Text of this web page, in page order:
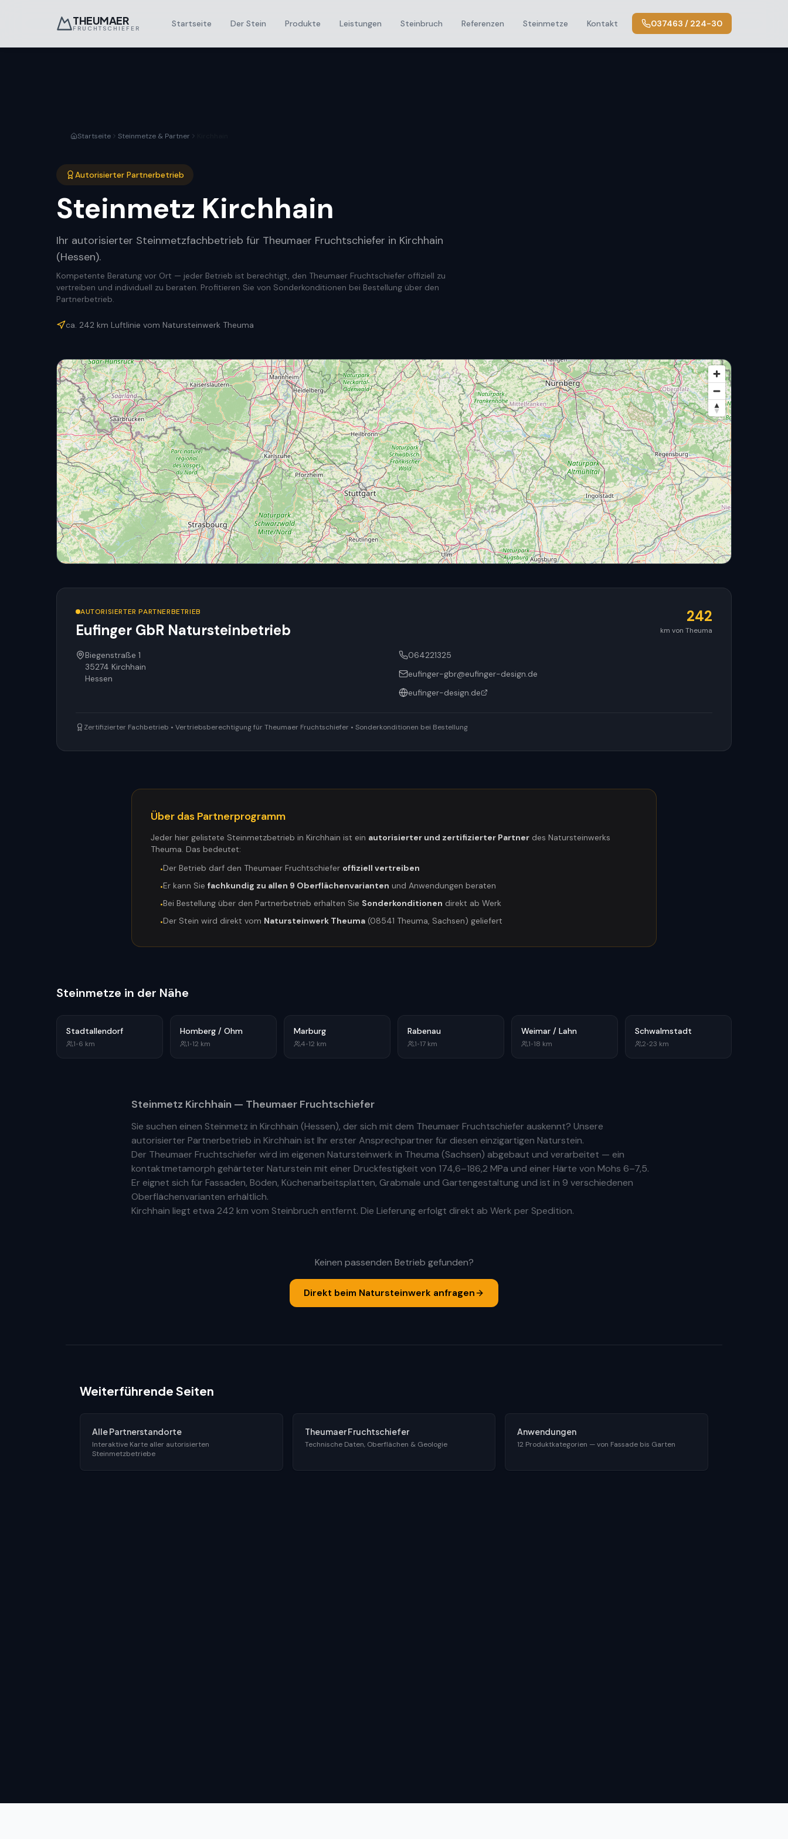
THEUMAER
FRUCHTSCHIEFER Startseite Der Stein Produkte Leistungen Steinbruch Referenzen Steinmetze Kontakt 037463 / 224-30
Startseite Steinmetze & Partner
Autorisierter Partnerbetrieb
Steinmetz Kirchhain
Ihr autorisierter Steinmetzfachbetrieb für Theumaer Fruchtschiefer in Kirchhain
(Hessen).
Kompetente Beratung vor Ort — jeder Betrieb ist berechtigt, den Theumaer Fruchtschiefer offiziell zu
vertreiben und individuell zu beraten. Profitieren Sie von Sonderkonditionen bei Bestellung über den
Partnerbetrieb.
ca. 242 km Luftlinie vom Natursteinwerk Theuma
AUTORISIERTER PARTNERBETRIEB
Eufinger GbR Natursteinbetrieb
242
km von Theuma
Biegenstraße 1
35274 Kirchhain
Hessen
064221325
eufinger-gbr@eufinger-design.de
eufinger-design.de
Zertifizierter Fachbetrieb • Vertriebsberechtigung für Theumaer Fruchtschiefer • Sonderkonditionen bei Bestellung
Über das Partnerprogramm
Jeder hier gelistete Steinmetzbetrieb in Kirchhain ist ein autorisierter und zertifizierter Partner des Natursteinwerks
Theuma. Das bedeutet:
•Der Betrieb darf den Theumaer Fruchtschiefer offiziell vertreiben
•Er kann Sie fachkundig zu allen 9 Oberflächenvarianten und Anwendungen beraten
•Bei Bestellung über den Partnerbetrieb erhalten Sie Sonderkonditionen direkt ab Werk
•Der Stein wird direkt vom Natursteinwerk Theuma (08541 Theuma, Sachsen) geliefert
Steinmetze in der Nähe
Stadtallendorf
1•6 km
Homberg / Ohm
1•12 km
Marburg
4•12 km
Rabenau
1•17 km
Weimar / Lahn
1•18 km
Schwalmstadt
2•23 km
Steinmetz Kirchhain — Theumaer Fruchtschiefer
Sie suchen einen Steinmetz in Kirchhain (Hessen), der sich mit dem Theumaer Fruchtschiefer auskennt? Unsere
autorisierter Partnerbetrieb in Kirchhain ist Ihr erster Ansprechpartner für diesen einzigartigen Naturstein.
Der Theumaer Fruchtschiefer wird im eigenen Natursteinwerk in Theuma (Sachsen) abgebaut und verarbeitet — ein
kontaktmetamorph gehärteter Naturstein mit einer Druckfestigkeit von 174,6–186,2 MPa und einer Härte von Mohs 6–7,5.
Er eignet sich für Fassaden, Böden, Küchenarbeitsplatten, Grabmale und Gartengestaltung und ist in 9 verschiedenen
Oberflächenvarianten erhältlich.
Kirchhain liegt etwa 242 km vom Steinbruch entfernt. Die Lieferung erfolgt direkt ab Werk per Spedition.
Keinen passenden Betrieb gefunden?
Direkt beim Natursteinwerk anfragen
Weiterführende Seiten
Alle Partnerstandorte
Interaktive Karte aller autorisierten
Steinmetzbetriebe
Theumaer Fruchtschiefer
Technische Daten, Oberflächen & Geologie
Anwendungen
12 Produktkategorien — von Fassade bis Garten